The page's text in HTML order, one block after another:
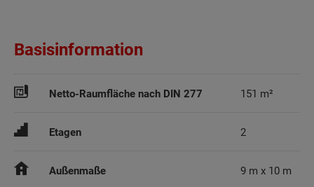
Basisinformation
Netto-Raumfläche nach DIN 277 151 m²
Etagen 2
Außenmaße 9 m x 10 m